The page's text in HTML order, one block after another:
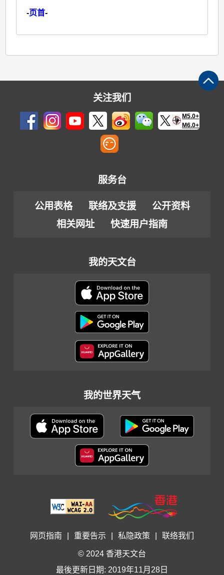
-页首-
关注我们
M5.0+
M6.0+
服务台
公用表格 联络及支援
公开资料
相关网址
快速用户指南
我的天文台
我的世界天气
网页指南 重要告示 私隐政策 联络我们
© 2024 香港天文台
最後更新日期: 2019年11月28日